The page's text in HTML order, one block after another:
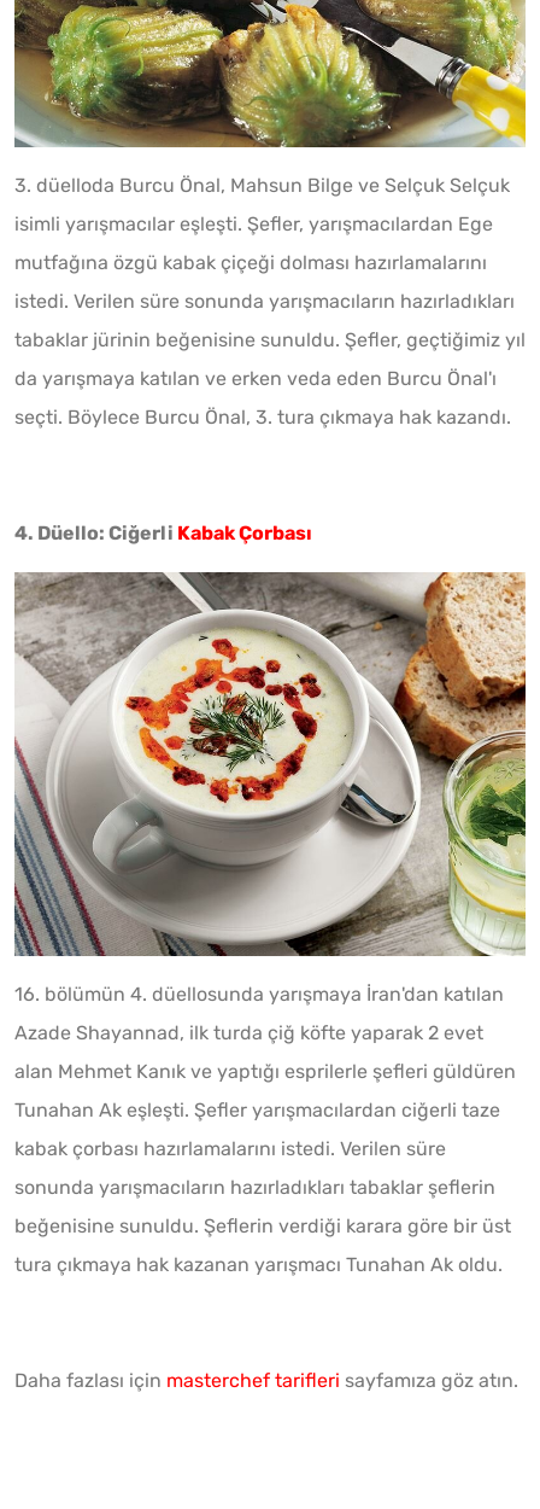
3. düelloda Burcu Önal, Mahsun Bilge ve Selçuk Selçuk
isimli yarışmacılar eşleşti. Şefler, yarışmacılardan Ege
mutfağına özgü kabak çiçeği dolması hazırlamalarını
istedi. Verilen süre sonunda yarışmacıların hazırladıkları
tabaklar jürinin beğenisine sunuldu. Şefler, geçtiğimiz yıl
da yarışmaya katılan ve erken veda eden Burcu Önal'ı
seçti. Böylece Burcu Önal, 3. tura çıkmaya hak kazandı.
4. Düello: Ciğerli Kabak Çorbası
16. bölümün 4. düellosunda yarışmaya İran'dan katılan
Azade Shayannad, ilk turda çiğ köfte yaparak 2 evet
alan Mehmet Kanık ve yaptığı esprilerle şefleri güldüren
Tunahan Ak eşleşti. Şefler yarışmacılardan ciğerli taze
kabak çorbası hazırlamalarını istedi. Verilen süre
sonunda yarışmacıların hazırladıkları tabaklar şeflerin
beğenisine sunuldu. Şeflerin verdiği karara göre bir üst
tura çıkmaya hak kazanan yarışmacı Tunahan Ak oldu.
Daha fazlası için masterchef tarifleri sayfamıza göz atın.